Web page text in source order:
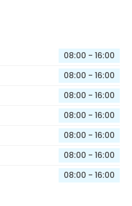
08:00 - 16:00
08:00 - 16:00
08:00 - 16:00
08:00 - 16:00
08:00 - 16:00
08:00 - 16:00
08:00 - 16:00